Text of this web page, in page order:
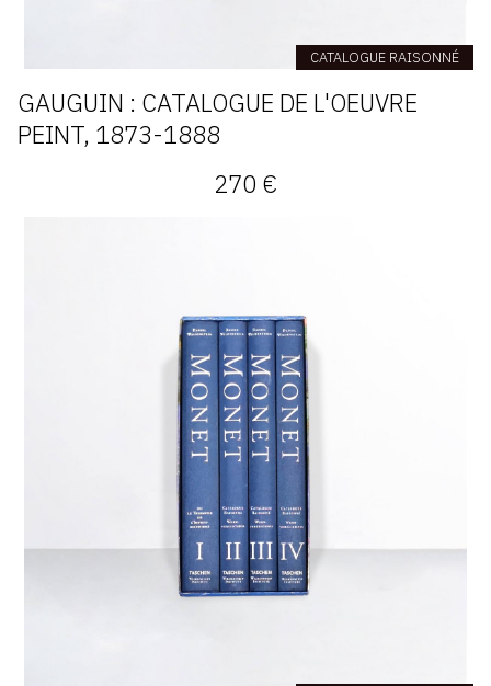
CATALOGUE RAISONNÉ
GAUGUIN : CATALOGUE DE L'OEUVRE
PEINT, 1873-1888
270 €